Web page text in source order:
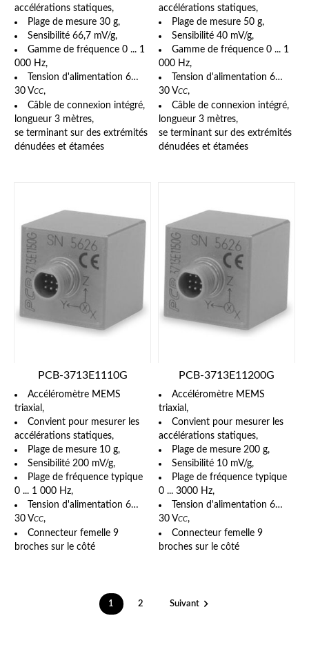
accélérations statiques,
Plage de mesure 30 g,
Sensibilité 66,7 mV/g,
Gamme de fréquence 0 ... 1
000 Hz,
Tension d'alimentation 6…
30 VCC,
Câble de connexion intégré,
longueur 3 mètres,
se terminant sur des extrémités
dénudées et étamées
accélérations statiques,
Plage de mesure 50 g,
Sensibilité 40 mV/g,
Gamme de fréquence 0 ... 1
000 Hz,
Tension d'alimentation 6…
30 VCC,
Câble de connexion intégré,
longueur 3 mètres,
se terminant sur des extrémités
dénudées et étamées
PCB-3713E1110G
Accéléromètre MEMS
triaxial,
Convient pour mesurer les
accélérations statiques,
Plage de mesure 10 g,
Sensibilité 200 mV/g,
Plage de fréquence typique
0 ... 1 000 Hz,
Tension d'alimentation 6…
30 VCC,
Connecteur femelle 9
broches sur le côté
PCB-3713E11200G
Accéléromètre MEMS
triaxial,
Convient pour mesurer les
accélérations statiques,
Plage de mesure 200 g,
Sensibilité 10 mV/g,
Plage de fréquence typique
0 ... 3000 Hz,
Tension d'alimentation 6…
30 VCC,
Connecteur femelle 9
broches sur le côté
1 2 Suivant 